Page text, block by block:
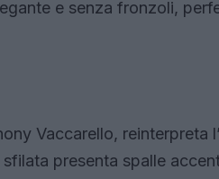
e senza fronzoli,
Vaccarello, reinterpreta
presenta spalle